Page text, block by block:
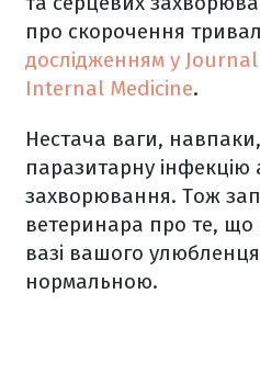
про скорочення
дослідженням у
Internal Medicine.
Нестача ваги,
паразитарну інфекцію
захворювання. Тож
ветеринара про те, що
вазі вашого
нормальною.